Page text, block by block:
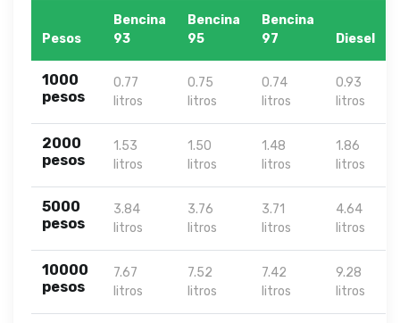
Pesos
Bencina
93
Bencina
95
Bencina
97
Diesel
1000
pesos
0.77
litros
0.75
litros
0.74
litros
0.93
litros
2000
pesos
1.53
litros
1.50
litros
1.48
litros
1.86
litros
5000
pesos
3.84
litros
3.76
litros
3.71
litros
4.64
litros
10000
pesos
7.67
litros
7.52
litros
7.42
litros
9.28
litros